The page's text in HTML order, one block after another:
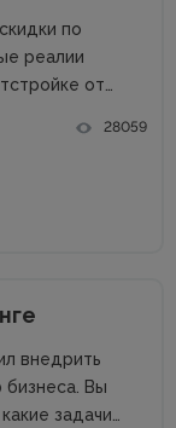
по
реалии
от
привлечь
28059
внедрить
Вы